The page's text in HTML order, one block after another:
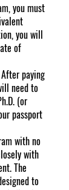
you must
you will
of
paying
need to
(or
passport
with no
with
The
to